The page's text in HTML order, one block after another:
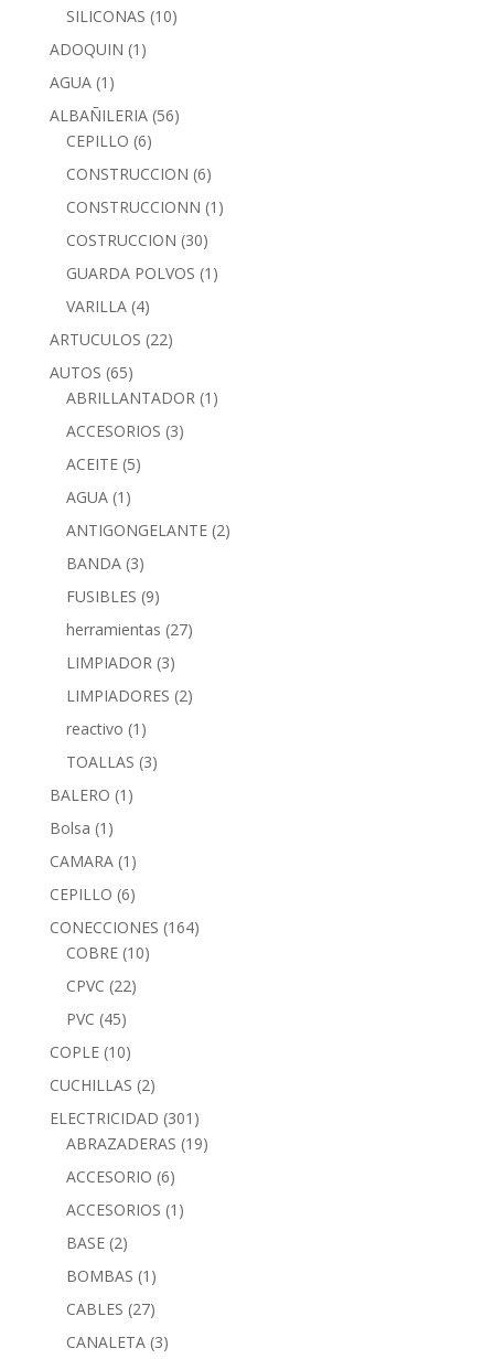
SILICONAS (10)
ADOQUIN (1)
AGUA (1)
ALBAÑILERIA (56)
CEPILLO (6)
CONSTRUCCION (6)
CONSTRUCCIONN (1)
COSTRUCCION (30)
GUARDA POLVOS (1)
VARILLA (4)
ARTUCULOS (22)
AUTOS (65)
ABRILLANTADOR (1)
ACCESORIOS (3)
ACEITE (5)
AGUA (1)
ANTIGONGELANTE (2)
BANDA (3)
FUSIBLES (9)
herramientas (27)
LIMPIADOR (3)
LIMPIADORES (2)
reactivo (1)
TOALLAS (3)
BALERO (1)
Bolsa (1)
CAMARA (1)
CEPILLO (6)
CONECCIONES (164)
COBRE (10)
CPVC (22)
PVC (45)
COPLE (10)
CUCHILLAS (2)
ELECTRICIDAD (301)
ABRAZADERAS (19)
ACCESORIO (6)
ACCESORIOS (1)
BASE (2)
BOMBAS (1)
CABLES (27)
CANALETA (3)